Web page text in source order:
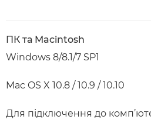
ПК та Macintosh
Windows 8/8.1/7 SP1
Mac OS X 10.8 / 10.9 / 10.10
Для підключення до